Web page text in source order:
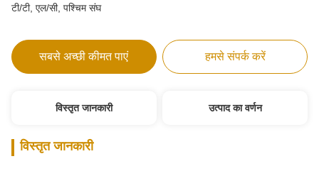
टी/टी, एल/सी, पश्चिम संघ
सबसे अच्छी कीमत पाएं हमसे संपर्क करें
विस्तृत जानकारी उत्पाद का वर्णन
विस्तृत जानकारी